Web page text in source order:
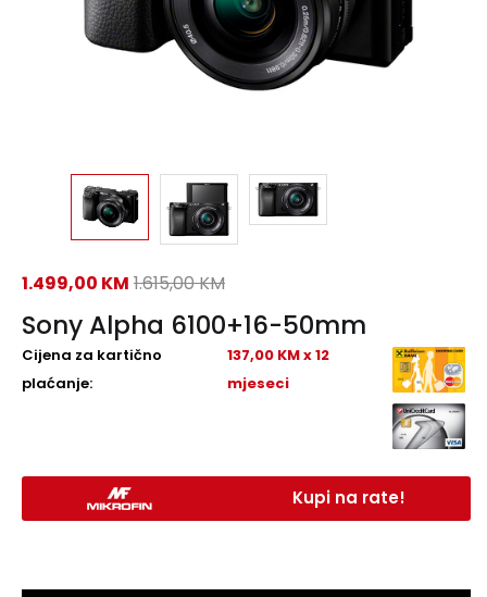
Sony Alpha 6100+16-50mm
1.499,00 KM 1.615,00KM
Cijena za kartično
plaćanje:
137,00 KM x 12
mjeseci
Kupi na rate!